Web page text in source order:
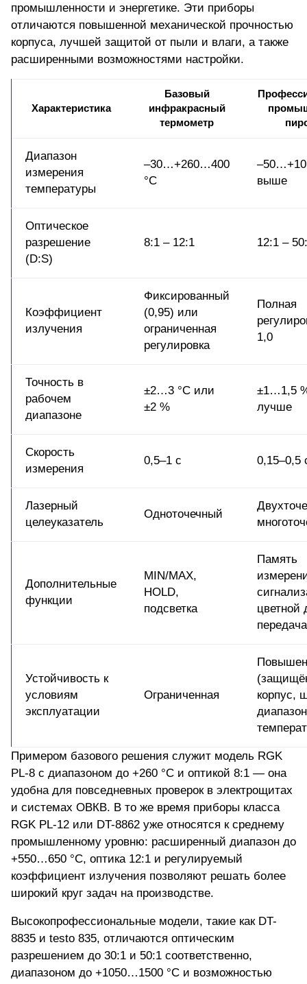
промышленности и энергетике. Эти приборы
отличаются повышенной механической прочностью
корпуса, лучшей защитой от пыли и влаги, а также
расширенными возможностями настройки.
Характеристика
Базовый
инфракрасный
термометр
Диапазон
измерения
температуры
–30…+260…400
°C
выше
Оптическое
разрешение
(D:S)
8:1 – 12:1 12:1 –
Коэффициент
излучения
Фиксированный
(0,95) или
ограниченная
регулировка
Полная
1,0
Точность в
рабочем
диапазоне
±2…3 °C или
±2 %
±1…1,5
лучше
Скорость
измерения
0,5–1 с 0,15–0,5
Лазерный
целеуказатель
Одноточечный
Дополнительные
функции
MIN/MAX,
HOLD,
подсветка
Память
цветной
Устойчивость к
условиям
эксплуатации
Ограниченная
корпус,
Примером базового решения служит модель RGK
PL-8 с диапазоном до +260 °C и оптикой 8:1 — она
удобна для повседневных проверок в электрощитах
и системах ОВКВ. В то же время приборы класса
RGK PL-12 или DT-8862 уже относятся к среднему
промышленному уровню: расширенный диапазон до
+550…650 °C, оптика 12:1 и регулируемый
коэффициент излучения позволяют решать более
широкий круг задач на производстве.
Высокопрофессиональные модели, такие как DT-
8835 и testo 835, отличаются оптическим
разрешением до 30:1 и 50:1 соответственно,
диапазоном до +1050…1500 °C и возможностью